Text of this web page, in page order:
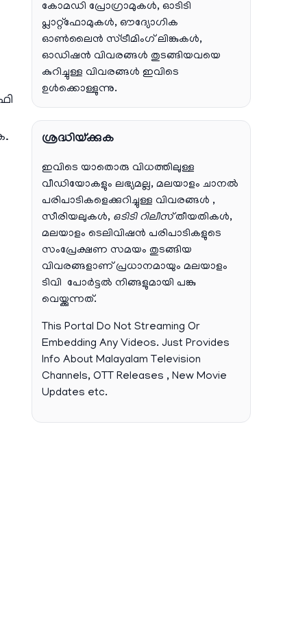
കോമഡി പ്രോഗ്രാമുകൾ, ഓടിടി
പ്ലാറ്റ്‌ഫോമുകൾ, ഔദ്യോഗിക
ഓൺലൈൻ സ്ട്രീമിംഗ് ലിങ്കുകൾ,
ഓഡിഷൻ വിവരങ്ങൾ തുടങ്ങിയവയെ
കുറിച്ചുള്ള വിവരങ്ങൾ ഇവിടെ
ഉൾക്കൊള്ളുന്നു.
ശ്രദ്ധിയ്ക്കുക
ഇവിടെ യാതൊരു വിധത്തിലുള്ള
വീഡിയോകളും ലഭ്യമല്ല, മലയാളം ചാനല്‍
പരിപാടികളെക്കുറിച്ചുള്ള വിവരങ്ങള്‍ ,
സീരിയലുകള്‍, ഒടിടി റിലീസ്തീയതികള്‍,
മലയാളം ടെലിവിഷന്‍ പരിപാടികളുടെ
സംപ്രേക്ഷണ സമയം തുടങ്ങിയ
വിവരങ്ങളാണ് പ്രധാനമായും മലയാളം
ടിവി പോര്‍ട്ടല്‍ നിങ്ങളുമായി പങ്കു
വെയ്ക്കുന്നത്.
This Portal Do Not Streaming Or
Embedding Any Videos. Just Provides
Info About Malayalam Television
Channels, OTT Releases , New Movie
Updates etc.